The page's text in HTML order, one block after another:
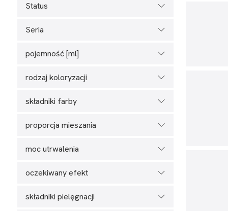
Status
Seria
pojemność [ml]
rodzaj koloryzacji
składniki farby
proporcja mieszania
moc utrwalenia
oczekiwany efekt
składniki pielęgnacji